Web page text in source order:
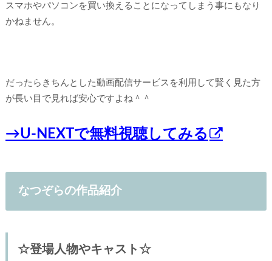
スマホやパソコンを買い換えることになってしまう事にもなり
かねません。
だったらきちんとした動画配信サービスを利用して賢く見た方
が長い目で見れば安心ですよね＾＾
→U-NEXTで無料視聴してみる
なつぞらの作品紹介
☆登場人物やキャスト☆